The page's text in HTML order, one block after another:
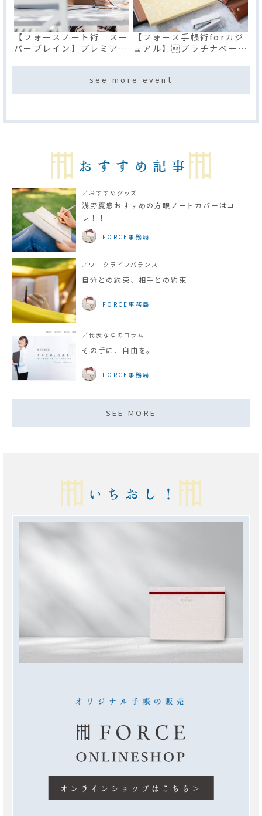
【フォースノート術｜スー
パーブレイン】プレミアム
【フォース手帳術forカジ
ュアル】プラチナベーシ
see more event
／おすすめグッズ
浅野夏悠おすすめの方眼ノートカバーはコ
レ！！
FORCE事務局
／ワークライフバランス
自分との約束、相手との約束
FORCE事務局
／代表なゆのコラム
その手に、自由を。
FORCE事務局
SEE MORE